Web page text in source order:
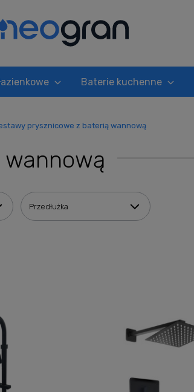
Baterie kuchenne
prysznicowe z baterią wannową
Przedłużka